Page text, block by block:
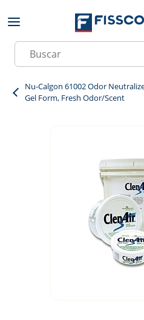
Skip to main content
Site Search
Nu-Calgon 61002 Odor
Gel Form, Fresh Odor/Scent